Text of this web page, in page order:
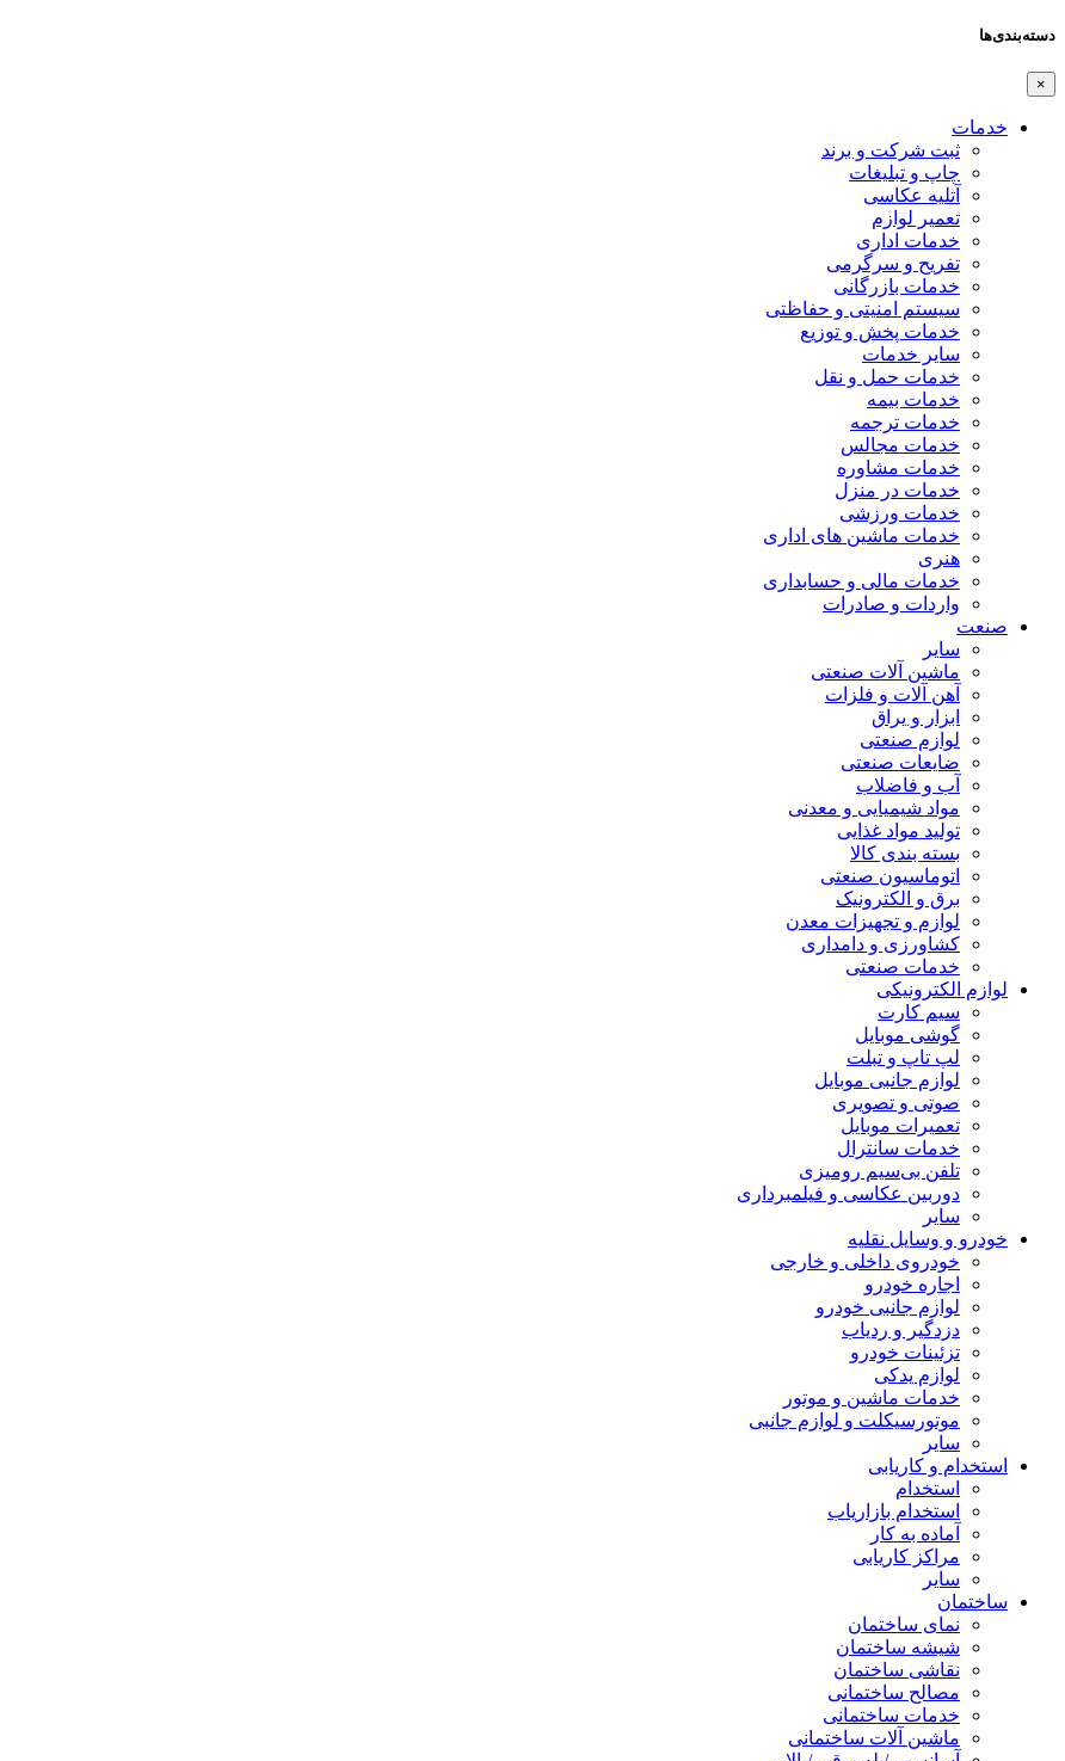
دسته‌بندی‌ها
×
خدمات
ثبت شرکت و برند
چاپ و تبلیغات
آتلیه عکاسی
تعمیر لوازم
خدمات اداری
تفریح و سرگرمی
خدمات بازرگانی
سیستم امنیتی و حفاظتی
خدمات پخش و توزیع
سایر خدمات
خدمات حمل و نقل
خدمات بیمه
خدمات ترجمه
خدمات مجالس
خدمات مشاوره
خدمات در منزل
خدمات ورزشی
خدمات ماشین های اداری
هنری
خدمات مالی و حسابداری
واردات و صادرات
صنعت
سایر
ماشین آلات صنعتی
آهن آلات و فلزات
ابزار و یراق
لوازم صنعتی
ضایعات صنعتی
آب و فاضلاب
مواد شیمیایی و معدنی
تولید مواد غذایی
بسته بندی کالا
اتوماسیون صنعتی
برق و الکترونیک
لوازم و تجهیزات معدن
کشاورزی و دامداری
خدمات صنعتی
لوازم الکترونیکی
سیم کارت
گوشی موبایل
لپ تاپ و تبلت
لوازم جانبی موبایل
صوتی و تصویری
تعمیرات موبایل
خدمات سانترال
تلفن بی‌سیم رومیزی
دوربین عکاسی و فیلمبرداری
سایر
خودرو و وسایل نقلیه
خودروی داخلی و خارجی
اجاره خودرو
لوازم جانبی خودرو
دزدگیر و ردیاب
تزئینات خودرو
لوازم یدکی
خدمات ماشین و موتور
موتورسیکلت و لوازم جانبی
سایر
استخدام و کاریابی
استخدام
استخدام بازاریاب
آماده به کار
مراکز کاریابی
سایر
ساختمان
نمای ساختمان
شیشه ساختمان
نقاشی ساختمان
مصالح ساختمانی
خدمات ساختمانی
ماشین آلات ساختمانی